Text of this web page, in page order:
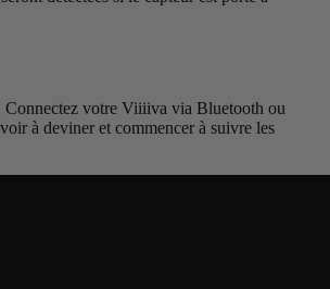
Connectez votre Viiiiva via Bluetooth ou
à deviner et commencer à suivre les